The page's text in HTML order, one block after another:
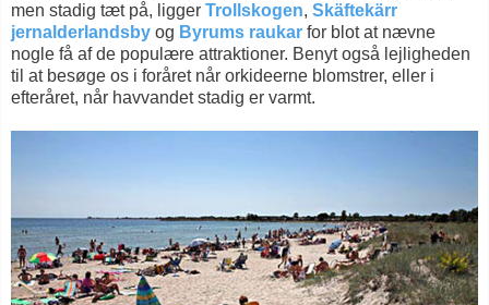
men stadig tæt på, ligger Trollskogen, Skäftekärr
jernalderlandsby og Byrums raukar for blot at nævne
nogle få af de populære attraktioner. Benyt også lejligheden
til at besøge os i foråret når orkideerne blomstrer, eller i
efteråret, når havvandet stadig er varmt.